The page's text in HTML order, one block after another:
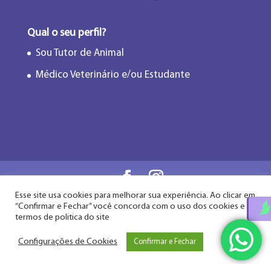
Qual o seu perfil?
Sou Tutor de Animal
Médico Veterinário e/ou Estudante
Flor de Lótus Acupuntura Veterinária® - Desde
Esse site usa cookies para melhorar sua experiência. Ao clicar em
“Confirmar e Fechar” você concorda com o uso dos cookies e
termos de politica do site
Configurações de Cookies Confirmar e Fechar